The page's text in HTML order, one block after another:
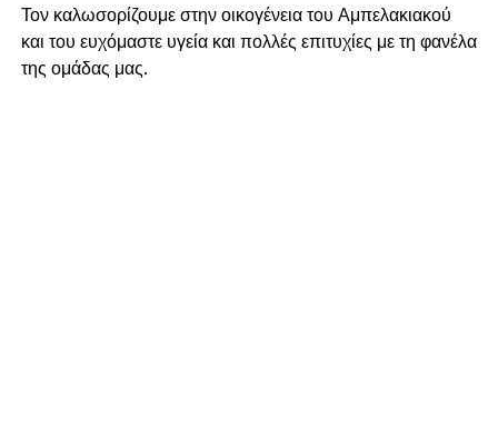
Τον καλωσορίζουμε στην οικογένεια του Αμπελακιακού
και του ευχόμαστε υγεία και πολλές επιτυχίες με τη φανέλα
της ομάδας μας.